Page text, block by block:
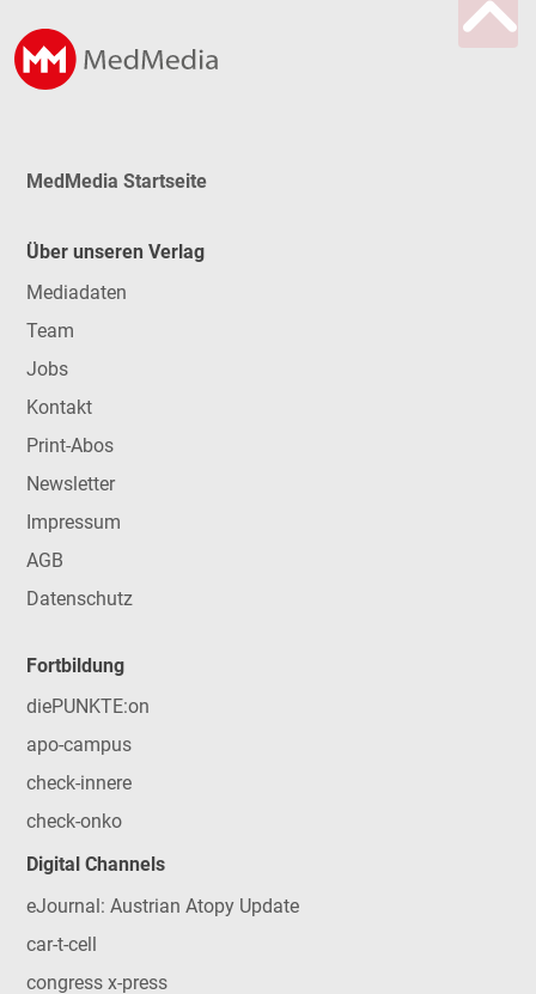
MedMedia Startseite
Über unseren Verlag
Mediadaten
Team
Jobs
Kontakt
Print-Abos
Newsletter
Impressum
AGB
Datenschutz
Fortbildung
diePUNKTE:on
apo-campus
check-innere
check-onko
Digital Channels
eJournal: Austrian Atopy Update
car-t-cell
congress x-press